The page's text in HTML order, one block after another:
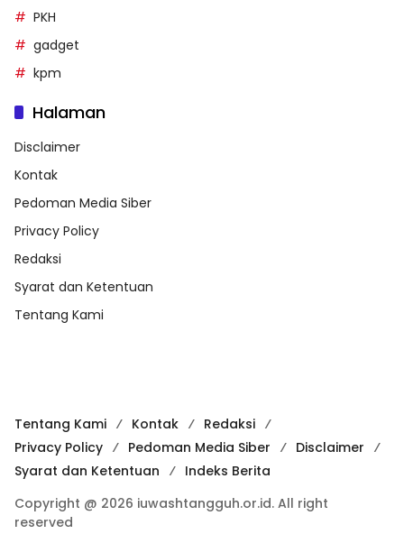
PKH
gadget
kpm
Halaman
Disclaimer
Kontak
Pedoman Media Siber
Privacy Policy
Redaksi
Syarat dan Ketentuan
Tentang Kami
Tentang Kami Kontak
Redaksi
Privacy Policy
Pedoman Media Siber
Disclaimer
Syarat dan Ketentuan
Indeks Berita
Copyright @ 2026 iuwashtangguh.or.id. All right
reserved